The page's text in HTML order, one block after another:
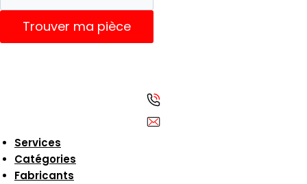
Trouver ma pièce
Services
Catégories
Fabricants